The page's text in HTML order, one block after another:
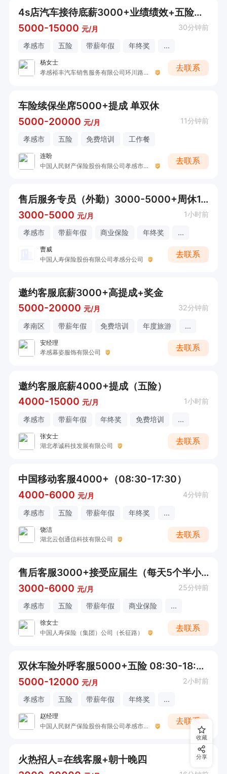
4s店汽车接待底薪3000+业绩绩效+五险一金（接受小白应届毕业生驾驶熟练
5000-15000 元/月 30分钟前
孝感市 五险 带薪年假 年终奖 ...
杨女士
孝感裕丰汽车销售服务有限公司环川路分公司
去联系
车险续保坐席5000+提成 单双休
5000-20000 元/月 11分钟前
孝感市 五险 免费培训 工作餐
连盼
中国人民财产保险股份有限公司孝感市分公司
去联系
售后服务专员（外勤）3000-5000+周休1.5天
3000-5000 元/月 1小时前
孝感市 带薪年假 商业保险 年终奖 ...
曹威
中国人寿保险股份有限公司孝感分公司
去联系
邀约客服底薪3000+高提成+奖金
5000-20000 元/月 32分钟前
孝南区 带薪年假 免费培训 年度旅游 ...
安经理
孝感幕姿服饰有限公司
去联系
邀约客服底薪4000+提成（五险）
4000-15000 元/月 1小时前
孝感市 带薪年假 年终奖 免费培训 ...
张女士
湖北孝诚科技发展有限公司
去联系
中国移动客服4000+（08:30-17:30）
4000-6000 元/月 4分钟前
孝感市 五险 带薪年假 年终奖 ...
饶洁
湖北云创通信科技有限公司
去联系
售后客服3000+接受应届生（每天5个半小时）
3000-6000 元/月 25分钟前
孝感市 五险 带薪年假 商业保险 ...
徐女士
中国人寿保险（集团）公司（长征路）
去联系
双休车险外呼客服5000+五险 08:30-18:00
5000-12000 元/月 2小时前
孝感市 五险 带薪年假 年终奖 ...
赵经理
中国人民财产保险股份有限公司孝感市孝南区支公司
去联系
火热招人=在线客服+朝十晚四
收藏
分享